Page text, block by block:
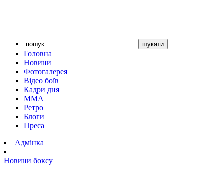
Головна
Новини
Фотогалерея
Відео боїв
Кадри дня
ММА
Ретро
Блоги
Преса
Адмінка
Новини боксу